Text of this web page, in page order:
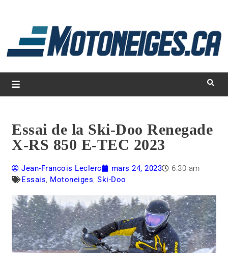
Magazine Motoneiges.ca
Essai de la Ski-Doo Renegade
X-RS 850 E-TEC 2023
Jean-Francois Leclerc mars 24, 2023
6:30 am
Essais, Motoneiges,Ski-Doo